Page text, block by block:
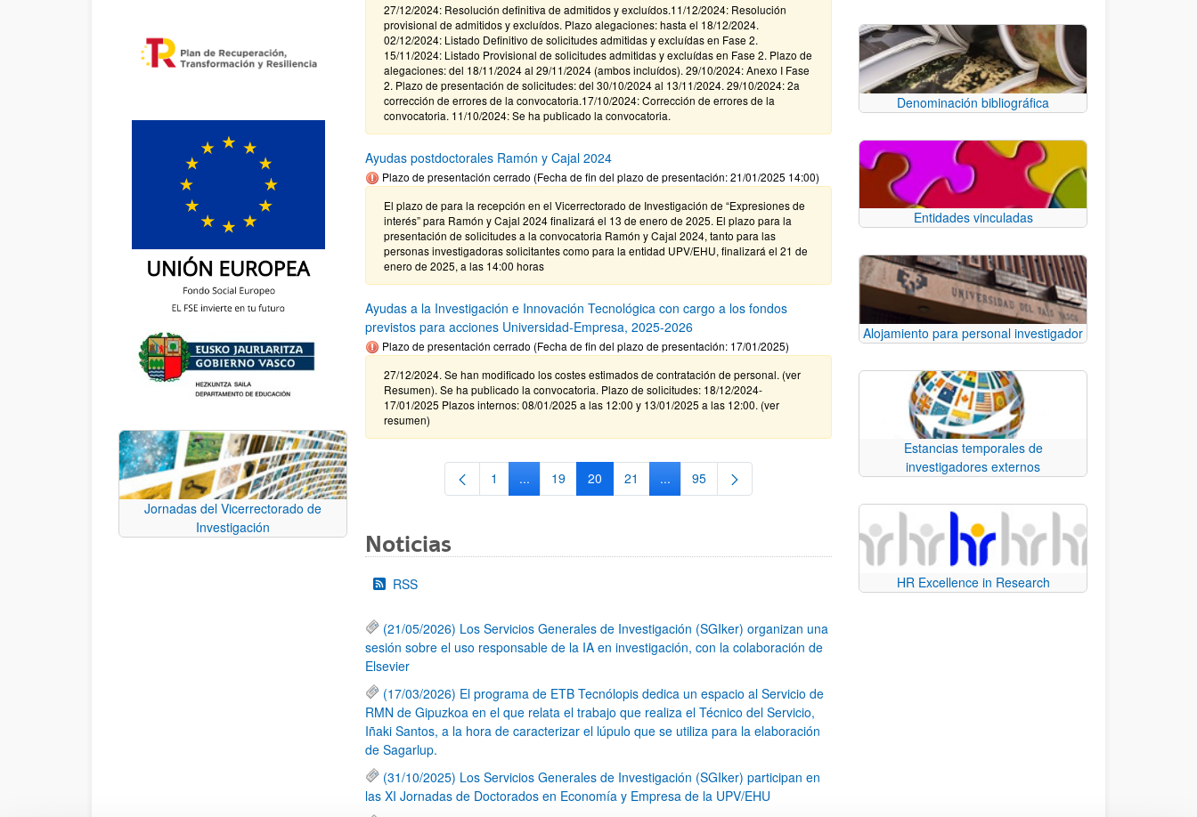
Jornadas del Vicerrectorado de
Investigación
27/12/2024: Resolución definitiva de admitidos y excluídos.11/12/2024: Resolución
provisional de admitidos y excluídos. Plazo alegaciones: hasta el 18/12/2024.
02/12/2024: Listado Definitivo de solicitudes admitidas y excluídas en Fase 2.
15/11/2024: Listado Provisional de solicitudes admitidas y excluídas en Fase 2. Plazo de
alegaciones: del 18/11/2024 al 29/11/2024 (ambos incluídos). 29/10/2024: Anexo I Fase
2. Plazo de presentación de solicitudes: del 30/10/2024 al 13/11/2024. 29/10/2024: 2a
corrección de errores de la convocatoria.17/10/2024: Corrección de errores de la
convocatoria. 11/10/2024: Se ha publicado la convocatoria.
Ayudas postdoctorales Ramón y Cajal 2024
Plazo de presentación cerrado (Fecha de fin del plazo de presentación: 21/01/2025 14:00)
El plazo de para la recepción en el Vicerrectorado de Investigación de “Expresiones de
interés” para Ramón y Cajal 2024 finalizará el 13 de enero de 2025. El plazo para la
presentación de solicitudes a la convocatoria Ramón y Cajal 2024, tanto para las
personas investigadoras solicitantes como para la entidad UPV/EHU, finalizará el 21 de
enero de 2025, a las 14:00 horas
Ayudas a la Investigación e Innovación Tecnológica con cargo a los fondos
previstos para acciones Universidad-Empresa, 2025-2026
Plazo de presentación cerrado (Fecha de fin del plazo de presentación: 17/01/2025)
27/12/2024. Se han modificado los costes estimados de contratación de personal. (ver
Resumen). Se ha publicado la convocatoria. Plazo de solicitudes: 18/12/2024-
17/01/2025 Plazos internos: 08/01/2025 a las 12:00 y 13/01/2025 a las 12:00. (ver
resumen)
Página
1 ...Páginas intermedias Use TAB para desplazarse.
Página
19 Página
20 Página
21 ...Páginas intermedias Use TAB para desplazarse.
Página
95
Noticias
RSS
(21/05/2026) Los Servicios Generales de Investigación (SGIker) organizan una
sesión sobre el uso responsable de la IA en investigación, con la colaboración de
Elsevier
(17/03/2026) El programa de ETB Tecnólopis dedica un espacio al Servicio de
RMN de Gipuzkoa en el que relata el trabajo que realiza el Técnico del Servicio,
Iñaki Santos, a la hora de caracterizar el lúpulo que se utiliza para la elaboración
de Sagarlup.
(31/10/2025) Los Servicios Generales de Investigación (SGIker) participan en
las XI Jornadas de Doctorados en Economía y Empresa de la UPV/EHU
Denominación bibliográfica
Entidades vinculadas
Alojamiento para personal investigador
Estancias temporales de
investigadores externos
HR Excellence in Research